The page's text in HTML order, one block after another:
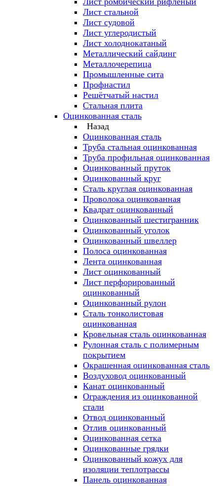
Лист стальной
Лист судовой
Лист углеродистый
Лист холоднокатаный
Металлический сайдинг
Металлочерепица
Промышленные сита
Профнастил
Решётчатый настил
Стальная плита
Оцинкованная сталь
Назад
Оцинкованная сталь
Труба стальная оцинкованная
Труба профильная оцинкованная
Оцинкованный пруток
Оцинкованный круг
Сталь круглая оцинкованная
Проволока оцинкованная
Квадрат оцинкованный
Оцинкованный шестигранник
Оцинкованный уголок
Оцинкованный швеллер
Полоса оцинкованная
Лента оцинкованная
Лист оцинкованный
Лист перфорированный
оцинкованный
Оцинкованный рулон
Сталь тонколистовая
оцинкованная
Кровельная сталь оцинкованная
Рулонная сталь с полимерным
покрытием
Окрашенная оцинкованная сталь
Воздуховод оцинкованный
Канат оцинкованный
Ограждения из оцинкованной
стали
Отвод оцинкованный
Отлив оцинкованный
Оцинкованная сетка
Оцинкованные грядки
Оцинкованный кожух для
изоляции теплотрассы
Панель оцинкованная